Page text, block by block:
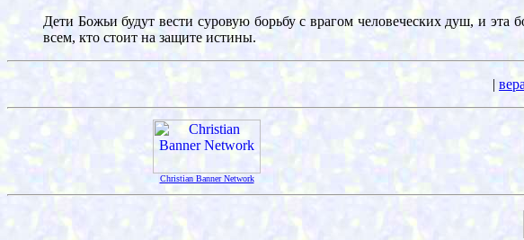
Дети Божьи будут вести суровую борьбу с врагом человеческих душ, и
всем, кто стоит на защите истины.
|
Christian Banner Network